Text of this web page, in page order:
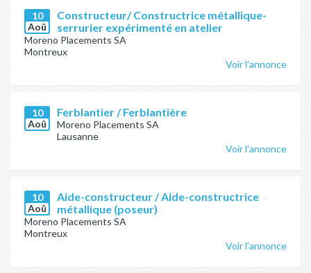
10
Aoû
Constructeur/ Constructrice métallique-
serrurier expérimenté en atelier
Moreno Placements SA
Montreux
Voir l'annonce
10
Aoû
Ferblantier / Ferblantière
Moreno Placements SA
Lausanne
Voir l'annonce
10
Aoû
Aide-constructeur / Aide-constructrice
métallique (poseur)
Moreno Placements SA
Montreux
Voir l'annonce